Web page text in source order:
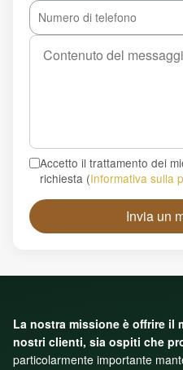
Accetto il trattamento dei
richiesta (Informativa sulla
Invia un
La nostra missione è offrire il
nostri clienti, sia ospiti che
particolarmente importante